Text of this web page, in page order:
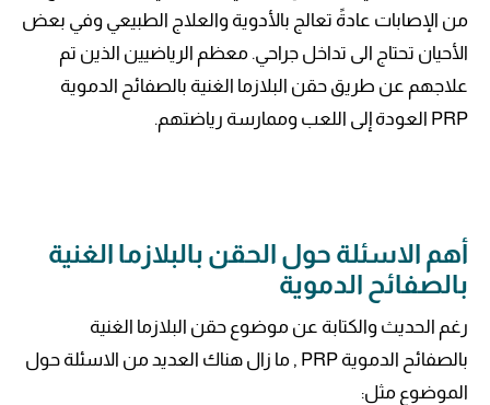
من الإصابات عادةً تعالج بالأدوية والعلاج الطبيعي وفي بعض
الأحيان تحتاج الى تداخل جراحي. معظم الرياضيين الذين تم
علاجهم عن طريق حقن البلازما الغنية بالصفائح الدموية
PRP العودة إلى اللعب وممارسة رياضتهم.
أهم الاسئلة حول الحقن بالبلازما الغنية
بالصفائح الدموية
رغم الحديث والكتابة عن موضوع حقن البلازما الغنية
بالصفائح الدموية PRP , ما زال هناك العديد من الاسئلة حول
الموضوع مثل: